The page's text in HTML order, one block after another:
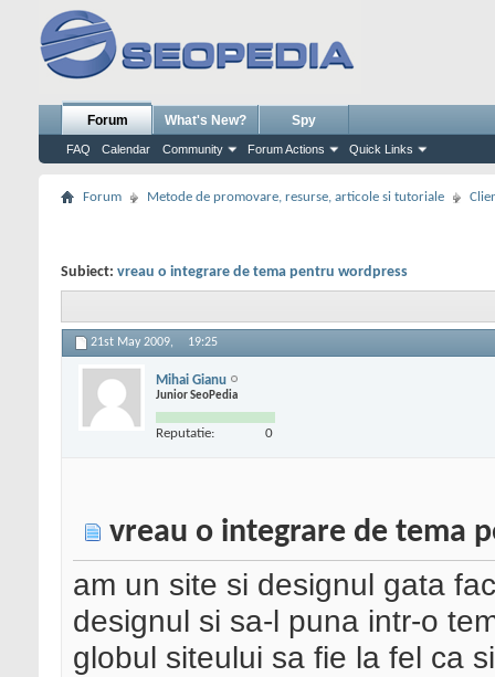
Forum
FAQ Calendar Community Forum Actions Quick Links
What's New? Spy
Forum Metode de promovare, resurse, articole si tutoriale
Subiect: vreau o integrare de tema pentru wordpress
21st May 2009, 19:25
Mihai Gianu
Junior SeoPedia
Reputatie: 0
vreau o integrare de tema
am un site si designul gata
designul si sa-l puna intr-o
globul siteului sa fie la fel ca